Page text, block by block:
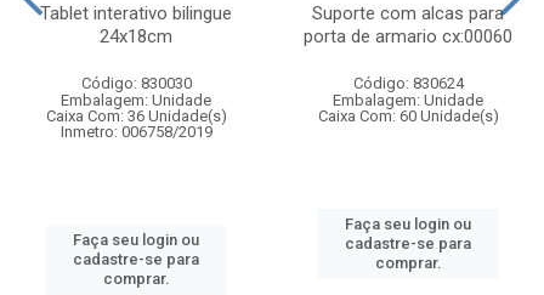
Tablet interativo bilingue
24x18cm
Código: 830030
Embalagem: Unidade
Caixa Com: 36 Unidade(s)
Inmetro: 006758/2019
Faça seu login ou
cadastre-se para
comprar.
Suporte com alcas para
porta de armario cx:00060
Código: 830624
Embalagem: Unidade
Caixa Com: 60 Unidade(s)
Faça seu login ou
cadastre-se para
comprar.